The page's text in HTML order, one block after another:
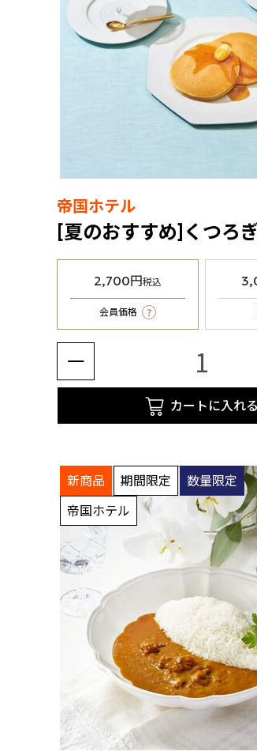
帝国ホテル
2,700円税込
会員価格 ?
カートに入れる
新商品 期間限定
数量限定
帝国ホテル